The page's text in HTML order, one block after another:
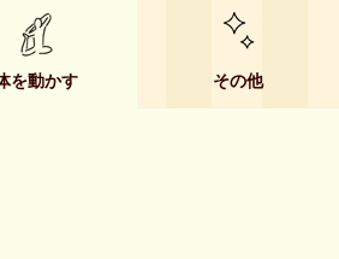
を動かす その他